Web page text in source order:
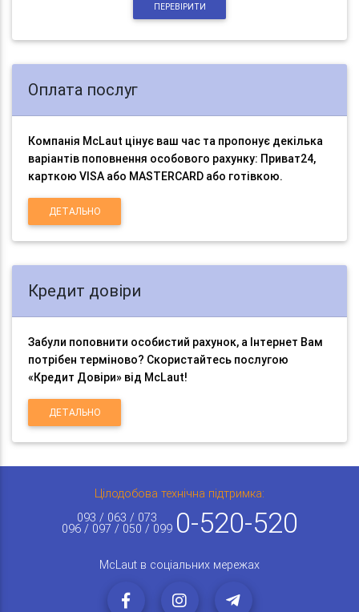
ПЕРЕВІРИТИ
Оплата послуг
Компанія McLaut цінує ваш час та пропонує декілька
варіантів поповнення особового рахунку: Приват24,
карткою VISA або MASTERCARD або готівкою.
ДЕТАЛЬНО
Кредит довіри
Забули поповнити особистий рахунок, а Інтернет Вам
потрібен терміново? Скористайтесь послугою
«Кредит Довіри» від McLaut!
ДЕТАЛЬНО
Цілодобова технічна підтримка:
093 / 063 / 073
096 / 097 / 050 / 099 0-520-520
McLaut в соціальних мережах